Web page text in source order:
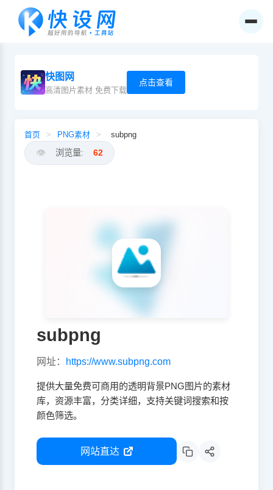
快图网
高清图片素材 免费下载
点击查看
首页 > PNG素材 > subpng
👁️ 浏览量: 62
subpng
网址： https://www.subpng.com
提供大量免费可商用的透明背景PNG图片的素材
库，资源丰富，分类详细，支持关键词搜索和按
颜色筛选。
网站直达